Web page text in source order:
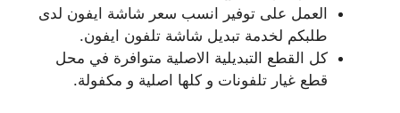
العمل على توفير انسب سعر شاشة ايفون لدى
طلبكم لخدمة تبديل شاشة تلفون ايفون.
كل القطع التبديلية الاصلية متوافرة في محل
قطع غيار تلفونات و كلها اصلية و مكفولة.